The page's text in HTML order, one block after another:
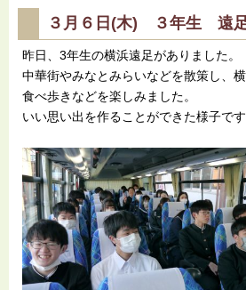
３月６日(木) ３年生 遠
昨日、3年生の横浜遠足がありました。
中華街やみなとみらいなどを散策し、
食べ歩きなどを楽しみました。
いい思い出を作ることができた様子です